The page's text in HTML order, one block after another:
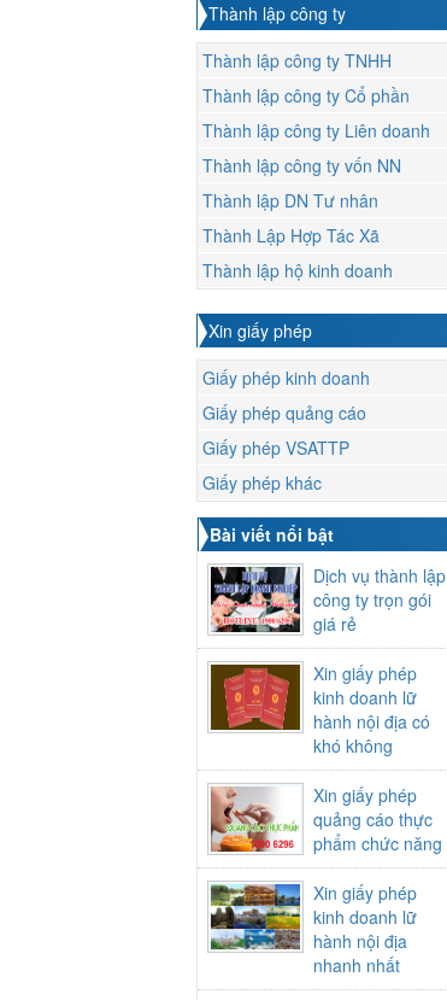
Thành lập công ty
Thành lập công ty TNHH
Thành lập công ty Cổ phần
Thành lập công ty Liên doanh
Thành lập công ty vốn NN
Thành lập DN Tư nhân
Thành Lập Hợp Tác Xã
Thành lập hộ kinh doanh
Xin giấy phép
Giấy phép kinh doanh
Giấy phép quảng cáo
Giấy phép VSATTP
Giấy phép khác
Bài viết nổi bật
Dịch vụ thành lập
công ty trọn gói
giá rẻ
Xin giấy phép
kinh doanh lữ
hành nội địa có
khó không
Xin giấy phép
quảng cáo thực
phẩm chức năng
Xin giấy phép
kinh doanh lữ
hành nội địa
nhanh nhất